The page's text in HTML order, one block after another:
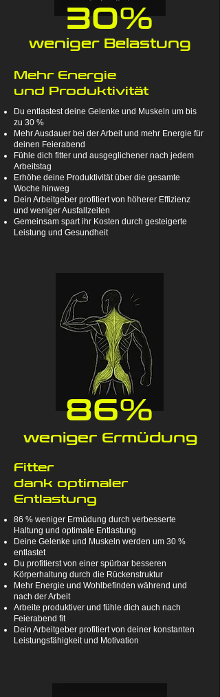
Mehr Energie
und Produktivität
Du entlastest deine Gelenke und Muskeln um bis
zu 30 %
Mehr Ausdauer bei der Arbeit und mehr Energie für
deinen Feierabend
Fühle dich fitter und ausgeglichener nach jedem
Arbeitstag
Erhöhe deine Produktivität über die gesamte
Woche hinweg
Dein Arbeitgeber profitiert von höherer Effizienz
und weniger Ausfallzeiten
Gemeinsam spart ihr Kosten durch gesteigerte
Leistung und Gesundheit
30%
weniger Belastung
86%
weniger Ermüdung
Fitter
dank optimaler
Entlastung
86 % weniger Ermüdung durch verbesserte
Haltung und optimale Entlastung
Deine Gelenke und Muskeln werden um 30 %
entlastet
Du profitierst von einer spürbar besseren
Körperhaltung durch die Rückenstruktur
Mehr Energie und Wohlbefinden während und
nach der Arbeit
Arbeite produktiver und fühle dich auch nach
Feierabend fit
Dein Arbeitgeber profitiert von deiner konstanten
Leistungsfähigkeit und Motivation